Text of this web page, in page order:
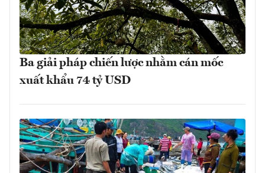
Ba giải pháp chiến lược nhằm cán mốc
xuất khẩu 74 tỷ USD